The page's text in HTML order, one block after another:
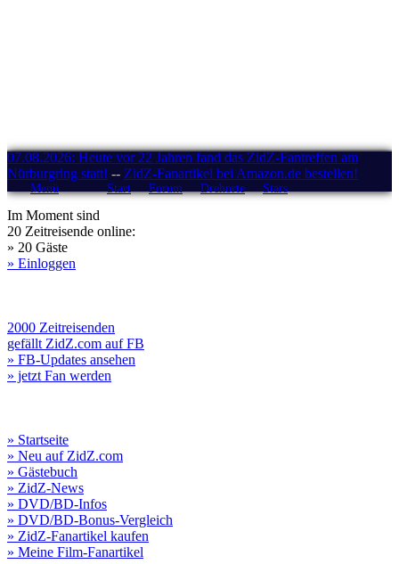
07.08.2026: Heute vor 22 Jahren fand das ZidZ-Fantreffen am
Nürburgring statt! -- ZidZ-Fanartikel bei Amazon.de bestellen!
Menü Start Forum Drehorte Stars
Im Moment sind
20 Zeitreisende online:
» 20 Gäste
» Einloggen
2000 Zeitreisenden
gefällt ZidZ.com auf FB
» FB-Updates ansehen
» jetzt Fan werden
» Startseite
» Neu auf ZidZ.com
» Gästebuch
» ZidZ-News
» DVD/BD-Infos
» DVD/BD-Bonus-Vergleich
» ZidZ-Fanartikel kaufen
» Meine Film-Fanartikel